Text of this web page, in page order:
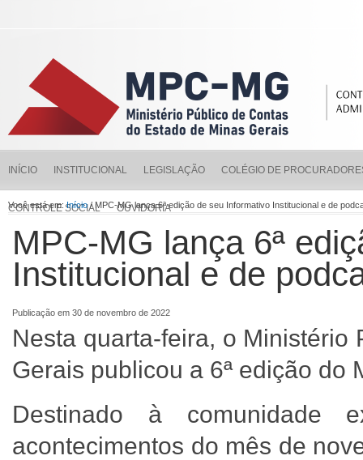
INÍCIO INSTITUCIONAL LEGISLAÇÃO COLÉGIO DE
CONTROLE SOCIAL OUVIDORIA
Você está em:Início/ MPC-MG lança 6ª edição de seu Informativo Institucional e de
MPC-MG lança 6ª
Institucional e de
Publicação em 30 de novembro de 2022
Nesta quarta-feira, o
Gerais publicou a 6ª edição do
Destinado à comunidade
acontecimentos do mês de